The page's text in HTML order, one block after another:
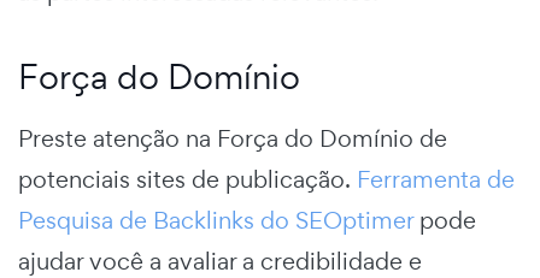
Força do Domínio
Preste atenção na Força do Domínio de
potenciais sites de publicação. Ferramenta de
Pesquisa de Backlinks do SEOptimerpode
ajudar você a avaliar a credibilidade e